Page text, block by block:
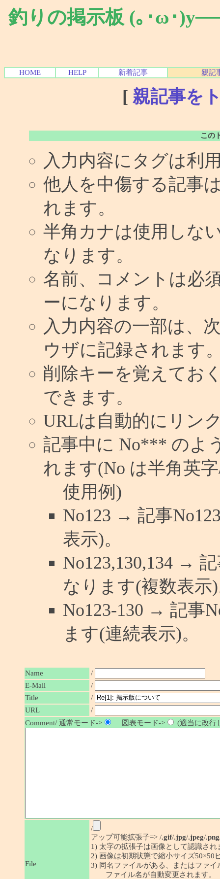
釣りの掲示板 (｡･ω･
HOME HELP 新着記事 親記
[ 親記事を
この
入力内容にタグは利
他人を中傷する記事
れます。
半角カナは使用しな
なります。
名前、コメントは必
ーになります。
入力内容の一部は、
ウザに記録されます
削除キーを覚えてお
できます。
URLは自動的にリン
記事中に No*** のよ
れます(No は半角英
使用例)
No123 → 記事
表示)。
No123,130,134 →
なります(複数表示
No123-130 → 記事
ます(連続表示)。
Name
/
E-Mail
/
Title
/
URL
/
Comment/ 通常モード->
図表モード-> (適当に改行
File
/
アップ可能拡張子=> /.gif/.jpg/.jpeg/.png
1) 太字の拡張子は画像として認識され
2) 画像は初期状態で縮小サイズ50×50
3) 同名ファイルがある、またはファ
ファイル名が自動変更されます。